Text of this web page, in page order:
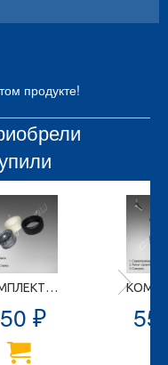
продукте!
КОМПЛЕКТ №33
₽